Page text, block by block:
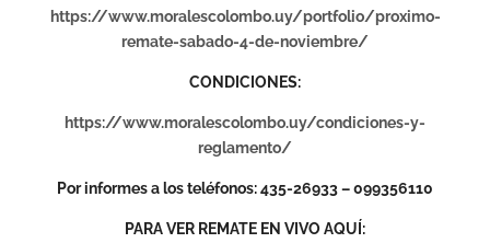
https://www.moralescolombo.uy/portfolio/proximo-
remate-sabado-4-de-noviembre/
CONDICIONES:
https://www.moralescolombo.uy/condiciones-y-
reglamento/
Por informes a los teléfonos: 435-26933 – 099356110
PARA VER REMATE EN VIVO AQUÍ: